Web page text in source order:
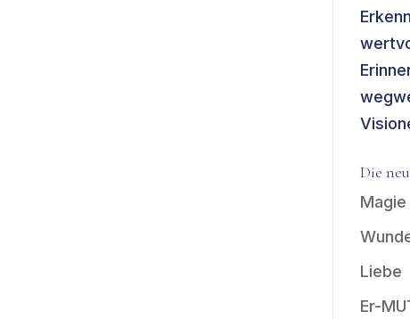
Die
Magie
Liebe
Er-